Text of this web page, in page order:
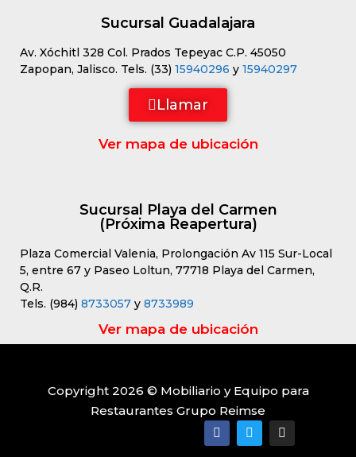
Sucursal Guadalajara
Av. Xóchitl 328 Col. Prados Tepeyac C.P. 45050
Zapopan, Jalisco. Tels. (33) 15940296 y 15940297
Llamar
Ver mapa de ubicación
Sucursal Playa del Carmen
(Próxima Reapertura)
Plaza Comercial Valenia, Prolongación Av 115 Sur-Local
5, entre 67 y Paseo Loltun, 77718 Playa del Carmen,
Q.R.
Tels. (984) 8733057 y 8733989
Ver mapa de ubicación
Copyright 2026 © Mobiliario y Equipo para
Restaurantes Grupo Reimse